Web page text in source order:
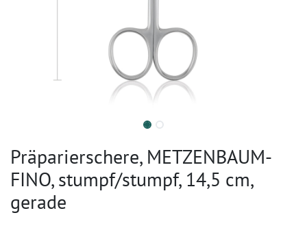
Präparierschere, METZENBAUM-
FINO, stumpf/stumpf, 14,5 cm,
gerade